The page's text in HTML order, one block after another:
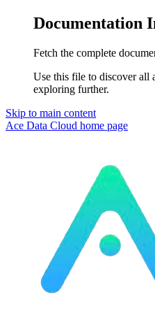
Documentation
Fetch the complete
Use this file to discover all
exploring further.
Skip to main content
Ace Data Cloud home page